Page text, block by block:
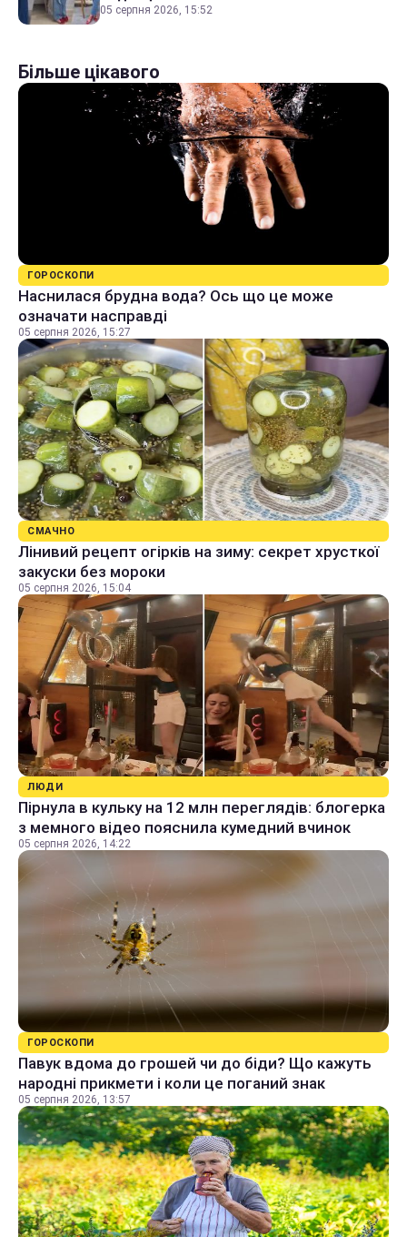
05 серпня 2026, 15:52
Більше цікавого
ГОРОСКОПИ
Наснилася брудна вода? Ось що це може
означати насправді
05 серпня 2026, 15:27
СМАЧНО
Лінивий рецепт огірків на зиму: секрет хрусткої
закуски без мороки
05 серпня 2026, 15:04
ЛЮДИ
Пірнула в кульку на 12 млн переглядів: блогерка
з мемного відео пояснила кумедний вчинок
05 серпня 2026, 14:22
ГОРОСКОПИ
Павук вдома до грошей чи до біди? Що кажуть
народні прикмети і коли це поганий знак
05 серпня 2026, 13:57